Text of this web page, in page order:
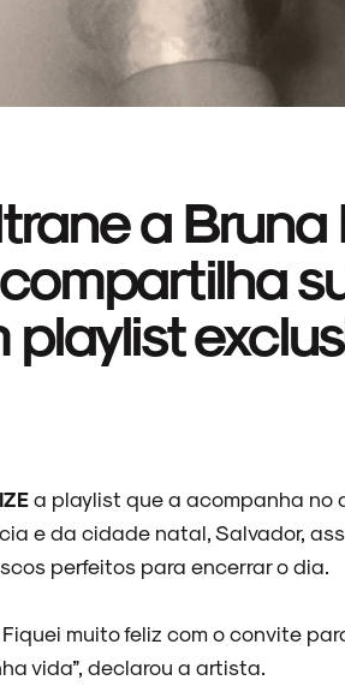
a
playlist
a playlist que a acompanha no
e da cidade natal, Salvador,
perfeitos para encerrar o dia.
muito feliz com o convite
vida”, declarou a artista.